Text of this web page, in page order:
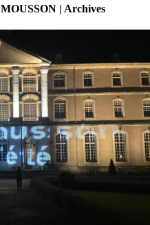
MOUSSON | Archives